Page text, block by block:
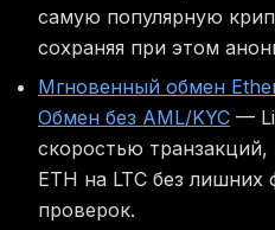
самую популярную
сохраняя при этом
Мгновенный обмен
Обмен без AML/KYC —
скоростью
ETH на LTC без лишних
проверок.